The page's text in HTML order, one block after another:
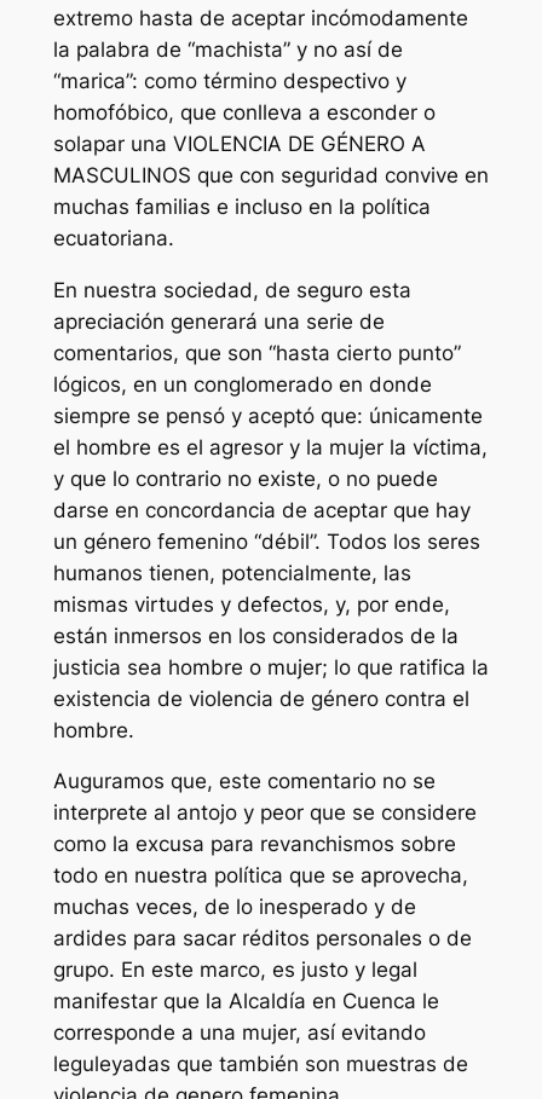
extremo hasta de aceptar incómodamente
la palabra de “machista” y no así de
“marica”: como término despectivo y
homofóbico, que conlleva a esconder o
solapar una VIOLENCIA DE GÉNERO A
MASCULINOS que con seguridad convive en
muchas familias e incluso en la política
ecuatoriana.
En nuestra sociedad, de seguro esta
apreciación generará una serie de
comentarios, que son “hasta cierto punto”
lógicos, en un conglomerado en donde
siempre se pensó y aceptó que: únicamente
el hombre es el agresor y la mujer la víctima,
y que lo contrario no existe, o no puede
darse en concordancia de aceptar que hay
un género femenino “débil”. Todos los seres
humanos tienen, potencialmente, las
mismas virtudes y defectos, y, por ende,
están inmersos en los considerados de la
justicia sea hombre o mujer; lo que ratifica la
existencia de violencia de género contra el
hombre.
Auguramos que, este comentario no se
interprete al antojo y peor que se considere
como la excusa para revanchismos sobre
todo en nuestra política que se aprovecha,
muchas veces, de lo inesperado y de
ardides para sacar réditos personales o de
grupo. En este marco, es justo y legal
manifestar que la Alcaldía en Cuenca le
corresponde a una mujer, así evitando
leguleyadas que también son muestras de